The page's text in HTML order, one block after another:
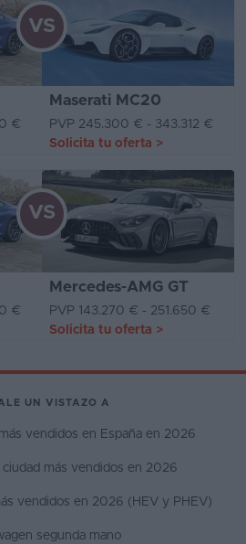
Maserati MC20
VS
€
PVP 245.300 € - 343.312 €
Solicita tu oferta >
Mercedes-AMG GT
VS
€
PVP 143.270 € - 251.650 €
Solicita tu oferta >
UN VISTAZO A
vendidos en España en 2026
ciudad más vendidos en 2026
vendidos en 2026 (HEV y PHEV)
segunda mano